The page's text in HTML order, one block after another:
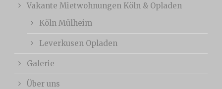
Vakante Mietwohnungen Köln & Opladen
Köln Mülheim
Leverkusen Opladen
Galerie
Über uns